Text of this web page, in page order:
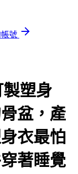
號
製塑身
盆，產
衣最怕
著睡覺